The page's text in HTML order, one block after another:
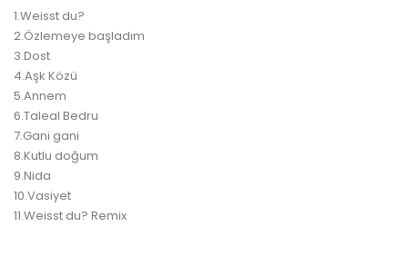
1.Weisst du?
2.Özlemeye başladım
3.Dost
4.Aşk Közü
5.Annem
6.Taleal Bedru
7.Gani gani
8.Kutlu doğum
9.Nida
10.Vasiyet
11.Weisst du? Remix